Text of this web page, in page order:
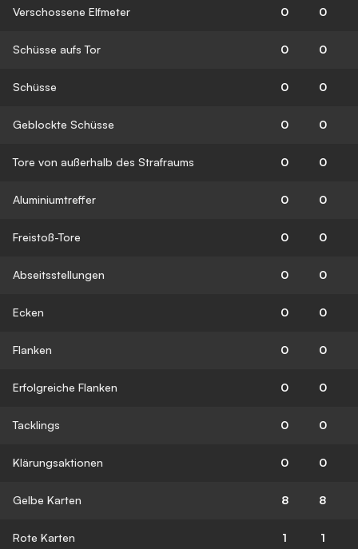
Verschossene Elfmeter 0 0
Schüsse aufs Tor 0 0
Schüsse 0 0
Geblockte Schüsse 0 0
Tore von außerhalb des Strafraums 0 0
Aluminiumtreffer 0 0
Freistoß-Tore 0 0
Abseitsstellungen 0 0
Ecken 0 0
Flanken 0 0
Erfolgreiche Flanken 0 0
Tacklings 0 0
Klärungsaktionen 0 0
Gelbe Karten 8 8
Rote Karten 1 1